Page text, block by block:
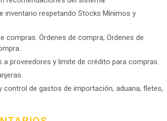
inventario respetando Stocks Mínimos y
compras: Órdenes de compra, Ordenes de
proveedores y limite de crédito para compras.
control de gastos de importación, aduana, fletes,